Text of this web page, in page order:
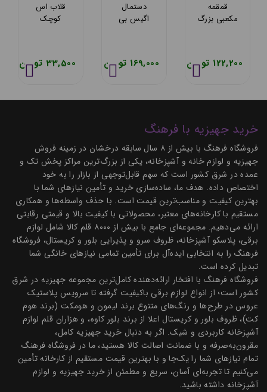
قمقمه
مکعبی بزرگ
122,200 تومان
دستمال
اگیس بی
169,000 تومان
قلاب اس
کوچک
33,500 تومان
خرید جهیزیه با فرهنگ
فروشگاه فرهنگ با بیش از ۸ سال سابقه درخشان در زمینه فروش
جهیزیه و لوازم خانه و آشپزخانه، یکی از بزرگ‌ترین مراکز پخش تک و
عمده در شرق کشور است که سهم قابل‌توجهی از بازار را به خود
اختصاص داده. هدف ما، ساده‌سازی خرید و تأمین نیازهای شما با
بهترین کیفیت و مناسب‌ترین قیمت است. با حذف واسطه‌ها و همکاری
مستقیم با کارخانه‌های معتبر، محصولاتی با کیفیت بالا و قیمتی رقابتی
ارائه می‌دهیم. مجموعه‌ای جامع با بیش از ۸۰۰۰ قلم کالا شامل لوازم
برقی، پلاسکو آشپزخانه، ظروف سرو و پذیرایی بلور و کریستال، فروشگاه
فرهنگ را به انتخابی ایده‌آل برای تأمین تمامی نیازهای خانگی شما
تبدیل کرده است.
فروشگاه فرهنگ با افتخار ارائه‌دهنده کامل‌ترین مجموعه جهیزیه در شرق
کشور است؛ از انواع لوازم برقی باکیفیت گرفته تا سرویس پلاستیک
عروس در طرح‌ها و رنگ‌های متنوع برند لیمون و هومکت (برند هوم
کت)، ظروف بلور و کریستال اعلا از برند بلور کاوه، و هزاران قلم لوازم
آشپزخانه کاربردی و شیک. اگر به دنبال خرید جهیزیه کامل،
مقرون‌به‌صرفه و با ضمانت اصالت کالا هستید، ما در فروشگاه فرهنگ
تمام نیازهای شما را یک‌جا و با بهترین قیمت مستقیم از کارخانه تأمین
می‌کنیم تا تجربه‌ای آسان، سریع و مطمئن از خرید جهیزیه و لوازم
آشپزخانه داشته باشید.